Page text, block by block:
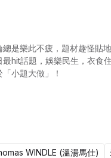
是樂此不疲，題材趣怪貼
hit話題，娛樂民生，衣食
小題大做」！
WINDLE (溫湯馬仕)